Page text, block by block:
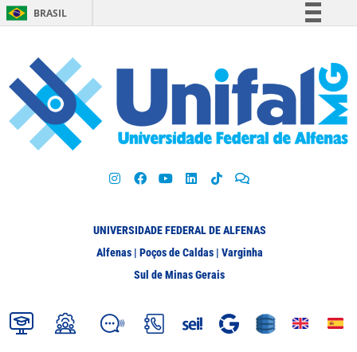
BRASIL
Participe
Acesso à informação
Legislação
UNIVERSIDADE FEDERAL DE ALFENAS
Alfenas | Poços de Caldas | Varginha
Sul de Minas Gerais